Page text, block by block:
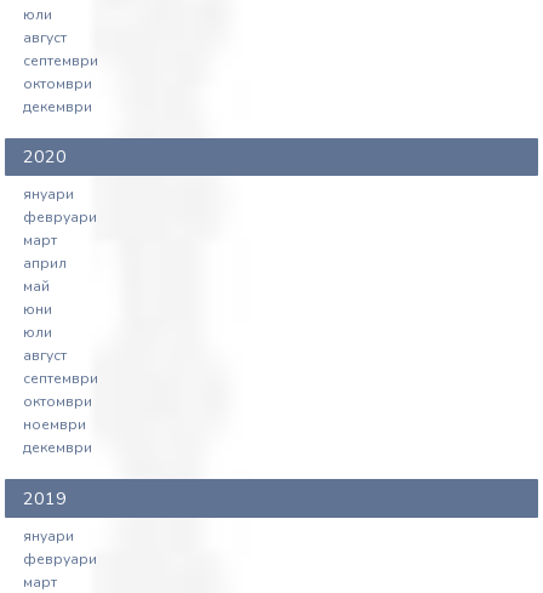
юли
август
септември
октомври
декември
2020
януари
февруари
март
април
май
юни
юли
август
септември
октомври
ноември
декември
2019
януари
февруари
март